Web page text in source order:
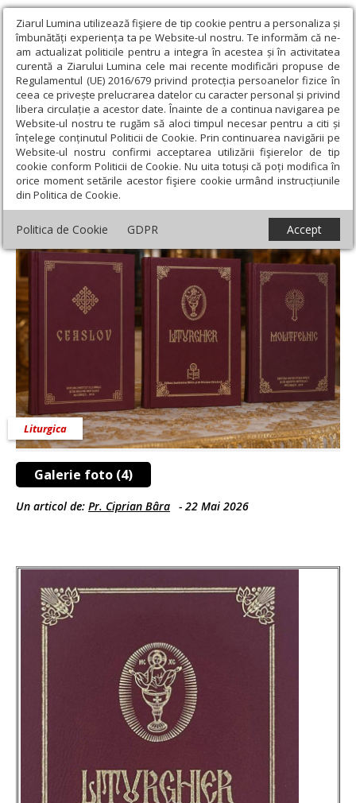
Ziarul Lumina utilizează fişiere de tip cookie pentru a personaliza și
îmbunătăți experiența ta pe Website-ul nostru. Te informăm că ne-
am actualizat politicile pentru a integra în acestea și în activitatea
curentă a Ziarului Lumina cele mai recente modificări propuse de
Regulamentul (UE) 2016/679 privind protecția persoanelor fizice în
ceea ce privește prelucrarea datelor cu caracter personal și privind
libera circulație a acestor date. Înainte de a continua navigarea pe
Website-ul nostru te rugăm să aloci timpul necesar pentru a citi și
înțelege conținutul Politicii de Cookie. Prin continuarea navigării pe
Website-ul nostru confirmi acceptarea utilizării fişierelor de tip
cookie conform Politicii de Cookie. Nu uita totuși că poți modifica în
orice moment setările acestor fişiere cookie urmând instrucțiunile
din Politica de Cookie.
Politica de Cookie GDPR Accept
Ziarul Lumina › Teologie și spiritualitate › Liturgica › Dicționar
teologic: Liturghier, Ceaslov, Molitfelnic
Dicționar teologic: Liturghier, Ceaslov,
Molitfelnic
Galerie foto (4)
Liturgica
Un articol de: Pr. Ciprian Bâra - 22 Mai 2026